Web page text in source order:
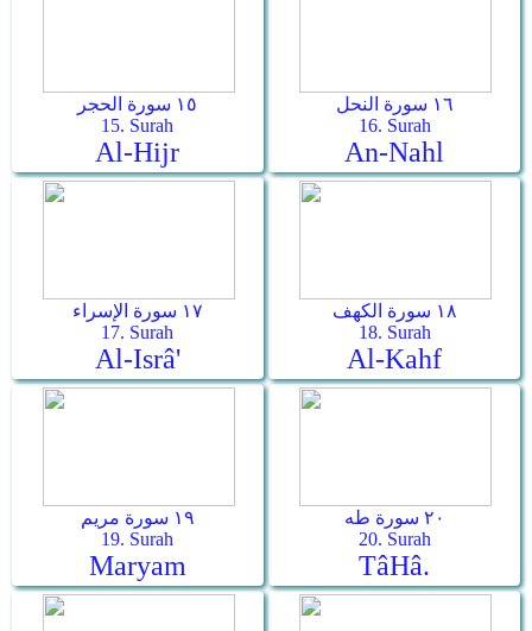
١٥ سورة الحجر
15. Surah
Al-Hijr
١٦ سورة النحل
16. Surah
An-Nahl
١٧ سورة الإسراء
17. Surah
Al-Isrâ'
١٨ سورة الكهف
18. Surah
Al-Kahf
١٩ سورة مريم
19. Surah
Maryam
٢٠ سورة طه
20. Surah
Tâ­Hâ.